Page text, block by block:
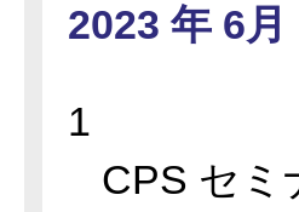
2023 年 6月
1
CPS セ